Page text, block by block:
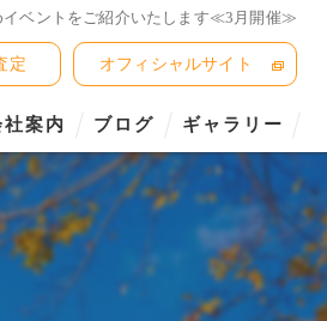
イベントをご紹介いたします≪3月開催≫
定 オフィシャルサイト
社案内 ブログ ギャラリー